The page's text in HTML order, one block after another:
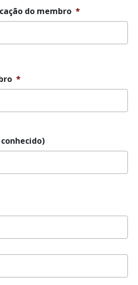
do membro *
*